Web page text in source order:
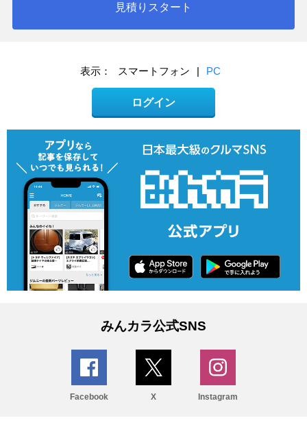
見積りスタート
表示： スマートフォン | PC
ログイン
みんカラ公式SNS
Facebook X Instagram